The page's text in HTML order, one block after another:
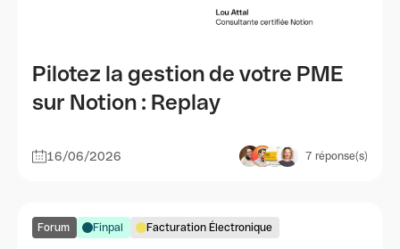
Pilotez la gestion de votre PME
sur Notion : Replay
16/06/2026 7 réponse(s)
Forum Finpal Facturation Électronique